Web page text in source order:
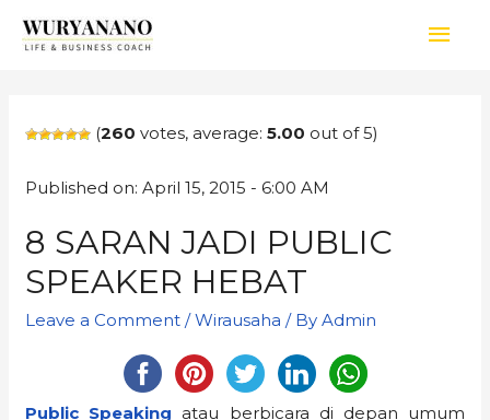
(260 votes, average:5.00 out of 5)
Published on: April 15, 2015 - 6:00 AM
8 SARAN JADI PUBLIC
SPEAKER HEBAT
Leave a Comment /Wirausaha / ByAdmin
Public Speaking atau berbicara di depan umum